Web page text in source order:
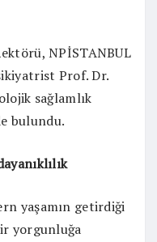
NPİSTANBUL
Prof. Dr.
sağlamlık
bulundu.
yaşamın getirdiği
yorgunluğa